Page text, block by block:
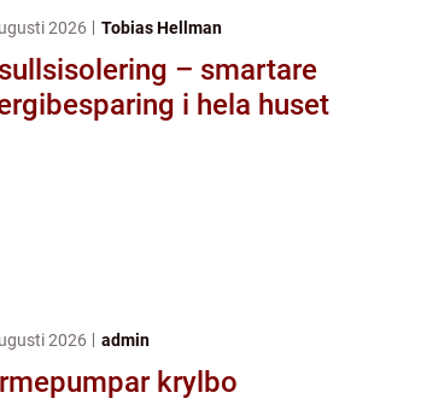
2026 Tobias Hellman
– smartare
i hela huset
2026 admin
krylbo